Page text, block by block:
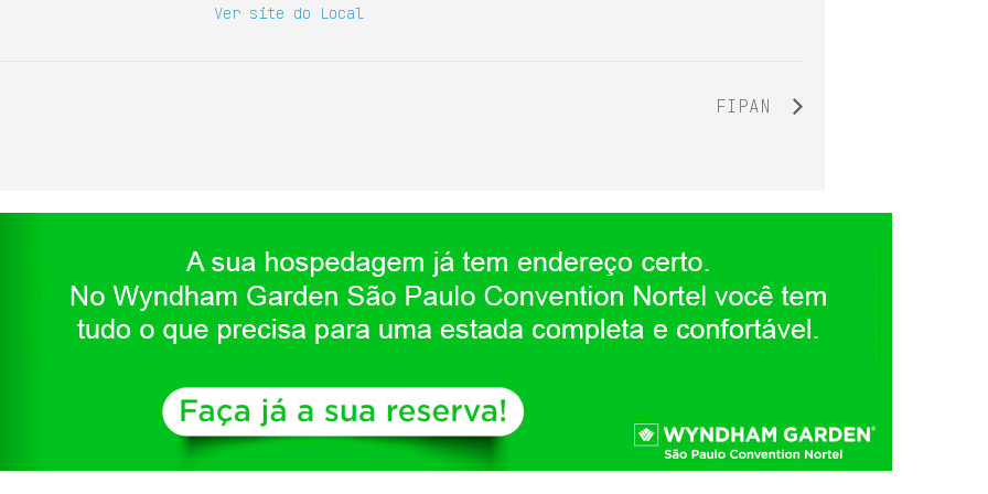
Ver site do Local
FIPAN